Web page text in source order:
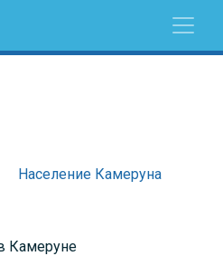
Население Камеруна
Камеруне